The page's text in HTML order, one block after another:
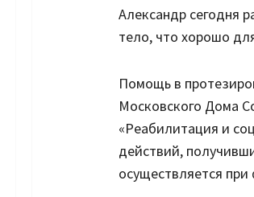
Александр сегодня
тело, что хорошо
Помощь в
Московского Дома
«Реабилитация и
действий,
осуществляется